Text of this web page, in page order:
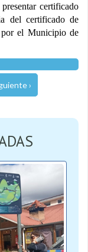
certificado
del certificado de
por el Municipio de
›